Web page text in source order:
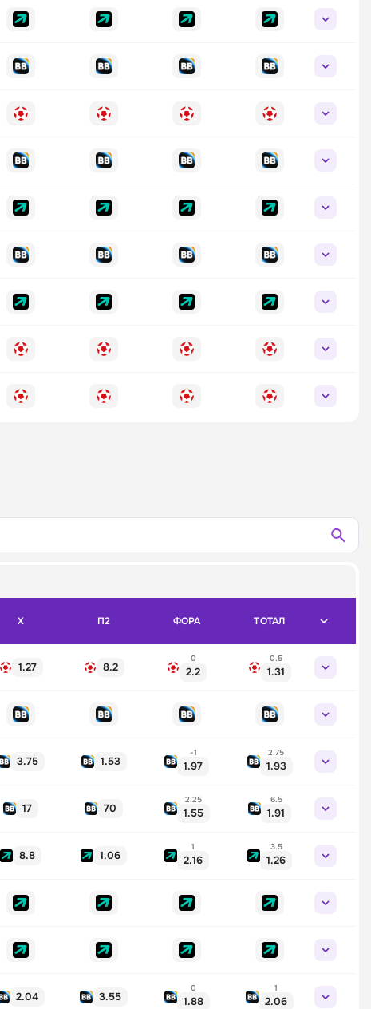
X П2 ФОРА ТОТАЛ
1.27 8.2
0
2.2
0.5
1.31
3.75 1.53
-1
1.97
2.75
1.93
17 70
2.25
1.55
6.5
1.91
8.8 1.06
1
2.16
3.5
1.26
2.04 3.55
0
1.88
1
2.06